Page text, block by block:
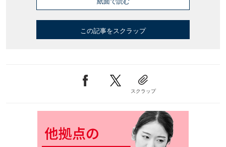
この記事をスクラップ
スクラップ